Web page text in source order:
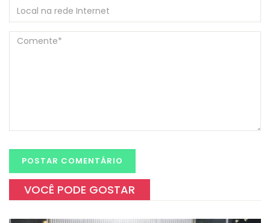
VOCÊ PODE GOSTAR